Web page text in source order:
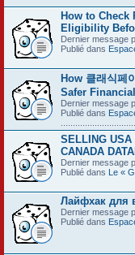
How to Check
Eligibility
Dernier message
Publié dans
How 클래식페
Safer
Dernier message
Publié dans
SELLING USA
CANADA
Dernier message
Publié dans Le «
Лайфхак для
Dernier message
Publié dans